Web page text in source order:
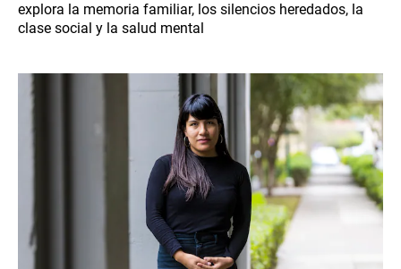
explora la memoria familiar, los silencios heredados, la
clase social y la salud mental